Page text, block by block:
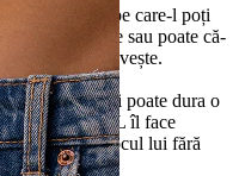
mic reminder pe care-l poți
iubirii de sine sau poate că-
ar fi, se potrivește.
la apă și poate dura o
în formă de L îl face
rămână la locul lui fără